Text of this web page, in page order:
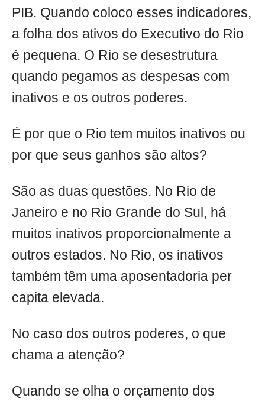
PIB. Quando coloco esses indicadores,
a folha dos ativos do Executivo do Rio
é pequena. O Rio se desestrutura
quando pegamos as despesas com
inativos e os outros poderes.
É por que o Rio tem muitos inativos ou
por que seus ganhos são altos?
São as duas questões. No Rio de
Janeiro e no Rio Grande do Sul, há
muitos inativos proporcionalmente a
outros estados. No Rio, os inativos
também têm uma aposentadoria per
capita elevada.
No caso dos outros poderes, o que
chama a atenção?
Quando se olha o orçamento dos